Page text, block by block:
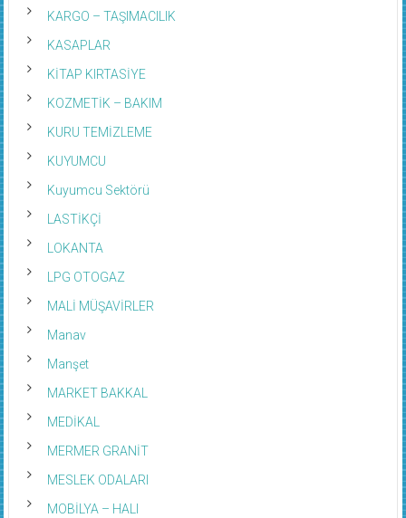
KARGO – TAŞIMACILIK
KASAPLAR
KİTAP KIRTASİYE
KOZMETİK – BAKIM
KURU TEMİZLEME
KUYUMCU
Kuyumcu Sektörü
LASTİKÇİ
LOKANTA
LPG OTOGAZ
MALİ MÜŞAVİRLER
Manav
Manşet
MARKET BAKKAL
MEDİKAL
MERMER GRANİT
MESLEK ODALARI
MOBİLYA – HALI